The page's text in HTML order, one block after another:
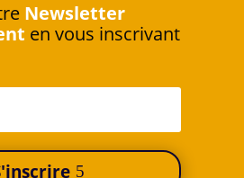
Newsletter
en vous inscrivant